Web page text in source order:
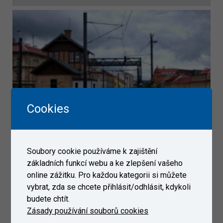
POSUZOVÁNI INTEROPERABILITY -
SLUŽBY NoBo / DeBo
VUZ je Oznámeným subjektem č. 1714 [dokument][NANDO]
posuzující strukturální subsystémy Infrastruktura, Energie,
Kolejová vozidla, Traťové i palubní řízení a zabezpečení, a to
systému Evropské unie...
Cookies
Soubory cookie používáme k zajištění
základních funkcí webu a ke zlepšení vašeho
online zážitku. Pro každou kategorii si můžete
vybrat, zda se chcete přihlásit/odhlásit, kdykoli
budete chtít.
Zásady používání souborů cookies